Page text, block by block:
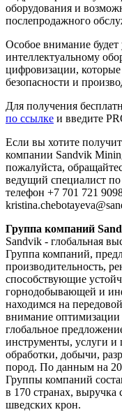
оборудования и
послепродажного
Особое внимание
интеллектуальному
цифровизации,
безопасности и
Для получения
по ссылке и введите
Если вы хотите
компании Sandvik
пожалуйста,
ведущий специалист
телефон +7 701 721
Группа компаний
Sandvik - глобальная
Группа компаний,
производительность,
способствующие
горнодобывающей и
находимся на
внимание
глобальное
инструменты, услуги и
обработки, добычи,
пород. По данным на
Группы компаний
в 170 странах, выручка
шведских крон.